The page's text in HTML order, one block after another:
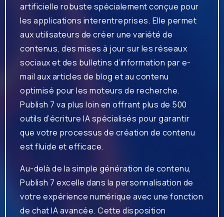
artificielle robuste spécialement conçue pour
les applications interentreprises. Elle permet
aux utilisateurs de créer une variété de
contenus, des mises à jour sur les réseaux
sociaux et des bulletins d’information par e-
mail aux articles de blog et au contenu
optimisé pour les moteurs de recherche.
Publish 7 va plus loin en offrant plus de 500
outils d’écriture IA spécialisés pour garantir
que votre processus de création de contenu
est fluide et efficace.
Au-delà de la simple génération de contenu,
Publish 7 excelle dans la personnalisation de
votre expérience numérique avec une fonction
de chat IA avancée. Cette disposition